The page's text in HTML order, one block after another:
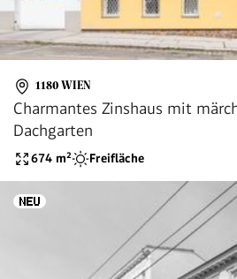
1180 WIEN
Charmantes Zinshaus mit
Dachgarten
674 m² Freifläche